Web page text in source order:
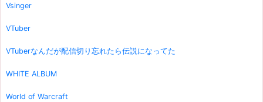
Vsinger
VTuber
VTuberなんだが配信切り忘れたら伝説になってた
WHITE ALBUM
World of Warcraft